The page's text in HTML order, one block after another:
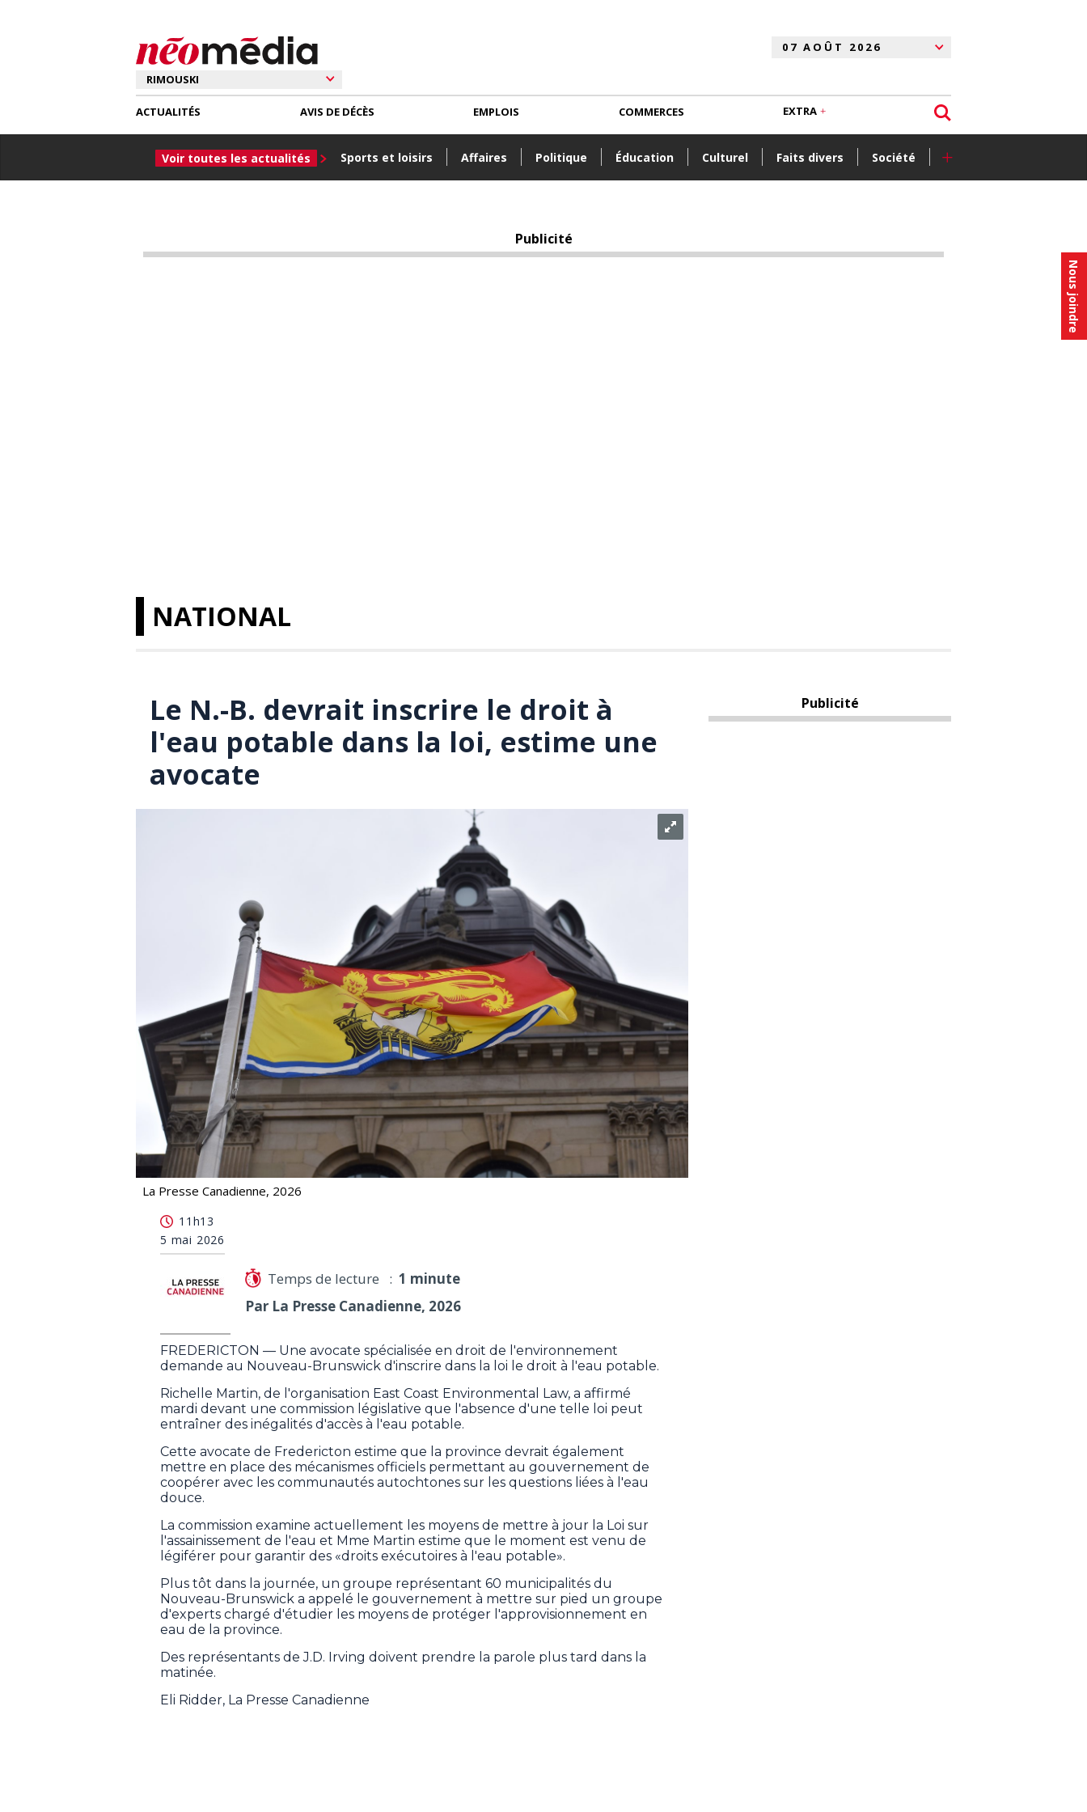
Nous joindre
ACTUALITÉS
Voir toutes les actualités Sports et loisirs Affaires Politique Éducation Culturel Faits divers Société +
AVIS DE DÉCÈS EMPLOIS COMMERCES EXTRA
Publicité
NATIONAL
Le N.-B. devrait inscrire le droit à
l'eau potable dans la loi, estime une
avocate
La Presse Canadienne, 2026
11h13
5 mai 2026
Temps de lecture : 1 minute
Par La Presse Canadienne, 2026
FREDERICTON — Une avocate spécialisée en droit de l'environnement
demande au Nouveau-Brunswick d'inscrire dans la loi le droit à l'eau potable.
Richelle Martin, de l'organisation East Coast Environmental Law, a affirmé
mardi devant une commission législative que l'absence d'une telle loi peut
entraîner des inégalités d'accès à l'eau potable.
Cette avocate de Fredericton estime que la province devrait également
mettre en place des mécanismes officiels permettant au gouvernement de
coopérer avec les communautés autochtones sur les questions liées à l'eau
douce.
La commission examine actuellement les moyens de mettre à jour la Loi sur
l'assainissement de l'eau et Mme Martin estime que le moment est venu de
légiférer pour garantir des «droits exécutoires à l'eau potable».
Plus tôt dans la journée, un groupe représentant 60 municipalités du
Nouveau-Brunswick a appelé le gouvernement à mettre sur pied un groupe
d'experts chargé d'étudier les moyens de protéger l'approvisionnement en
eau de la province.
Des représentants de J.D. Irving doivent prendre la parole plus tard dans la
matinée.
Eli Ridder, La Presse Canadienne
Publicité